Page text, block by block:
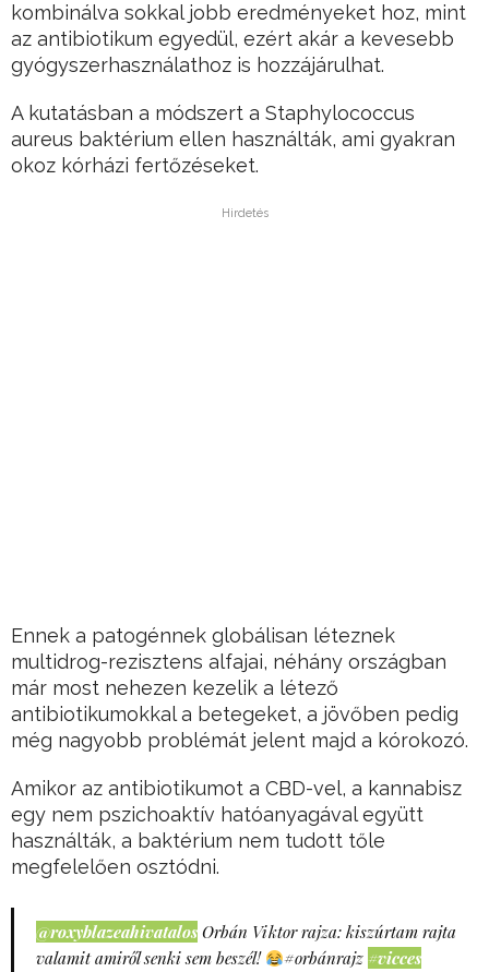
kombinálva sokkal jobb eredményeket hoz, mint
az antibiotikum egyedül, ezért akár a kevesebb
gyógyszerhasználathoz is hozzájárulhat.
A kutatásban a módszert a Staphylococcus
aureus baktérium ellen használták, ami gyakran
okoz kórházi fertőzéseket.
Hirdetés
Ennek a patogénnek globálisan léteznek
multidrog-rezisztens alfajai, néhány országban
már most nehezen kezelik a létező
antibiotikumokkal a betegeket, a jövőben pedig
még nagyobb problémát jelent majd a kórokozó.
Amikor az antibiotikumot a CBD-vel, a kannabisz
egy nem pszichoaktív hatóanyagával együtt
használták, a baktérium nem tudott tőle
megfelelően osztódni.
@roxyblazeahivatalos Orbán Viktor rajza: kiszúrtam rajta
valamit amiről senki sem beszél!
#orbánrajz #vicces